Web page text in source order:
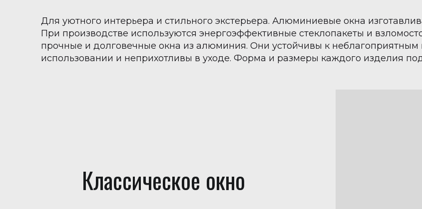
Для уютного интерьера и стильного экстерьера. Алюминиевые окна
При производстве используются энергоэффективные стеклопакеты и
прочные и долговечные окна из алюминия. Они устойчивы к
использовании и неприхотливы в уходе. Форма и размеры каждого изделия
Классическое окно